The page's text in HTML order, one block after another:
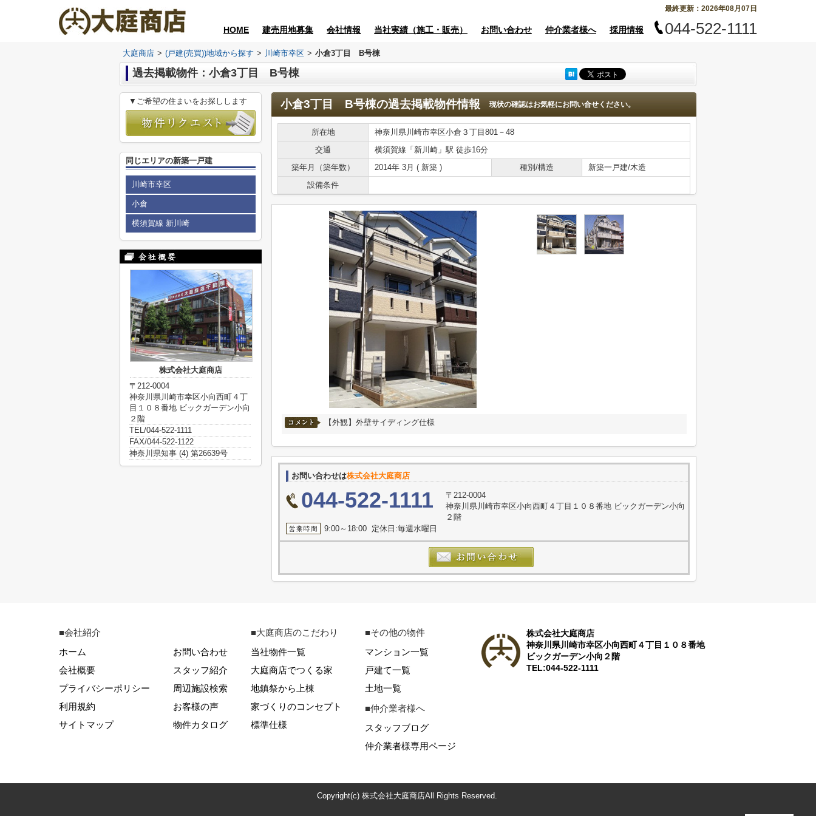
最終更新：2026年08月07日
HOME 建売用地募集 会社情報 当社実績（施工・販売） お問い合わせ 仲介業者様へ 採用情報 044-522-1111
大庭商店 > (戸建(売買))地域から探す > 川崎市幸区 > 小倉3丁目 B号棟
過去掲載物件：小倉3丁目 B号棟
小倉3丁目 B号棟の過去掲載物件情報 現状の確認はお気軽にお問い合せください。
所在地
神奈川県川崎市幸区小倉３丁目801－48
交通
横須賀線「新川崎」駅 徒歩16分
築年月（築年数）
2014年 3月 ( 新築 ) 種別/構造
新築一戸建/木造
設備条件
【外観】外壁サイディング仕様
お問い合わせは株式会社大庭商店
044-522-1111
〒212-0004
神奈川県川崎市幸区小向西町４丁目１０８番地 ビックガーデン小向
２階
9:00～18:00 定休日:毎週水曜日
▼ご希望の住まいをお探しします
同じエリアの新築一戸建
川崎市幸区
小倉
横須賀線 新川崎
株式会社大庭商店
〒212-0004
神奈川県川崎市幸区小向西町４丁
目１０８番地 ビックガーデン小向
２階
TEL/044-522-1111
FAX/044-522-1122
神奈川県知事 (4) 第26639号
■会社紹介
ホーム
会社概要
プライバシーポリシー
利用規約
サイトマップ
お問い合わせ
スタッフ紹介
周辺施設検索
お客様の声
物件カタログ
■大庭商店のこだわり
当社物件一覧
大庭商店でつくる家
地鎮祭から上棟
家づくりのコンセプト
標準仕様
■その他の物件
マンション一覧
戸建て一覧
土地一覧
■仲介業者様へ
スタッフブログ
仲介業者様専用ページ
株式会社大庭商店
神奈川県川崎市幸区小向西町４丁目１０８番地
ビックガーデン小向２階
TEL:044-522-1111
Copyright(c) 株式会社大庭商店All Rights Reserved.